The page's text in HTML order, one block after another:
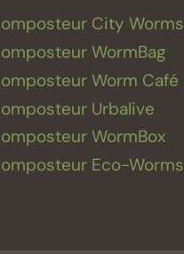
City Worms
WormBag
Worm Café
Urbalive
WormBox
Eco-Worms